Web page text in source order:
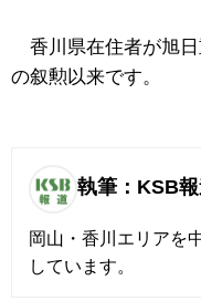
香川県在住者が旭日
の叙勲以来です。
執筆：KSB
岡山・香川エリアを
しています。